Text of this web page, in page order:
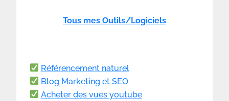
Tous mes Outils/Logiciels
Référencement naturel
Blog Marketing et SEO
Acheter des vues youtube